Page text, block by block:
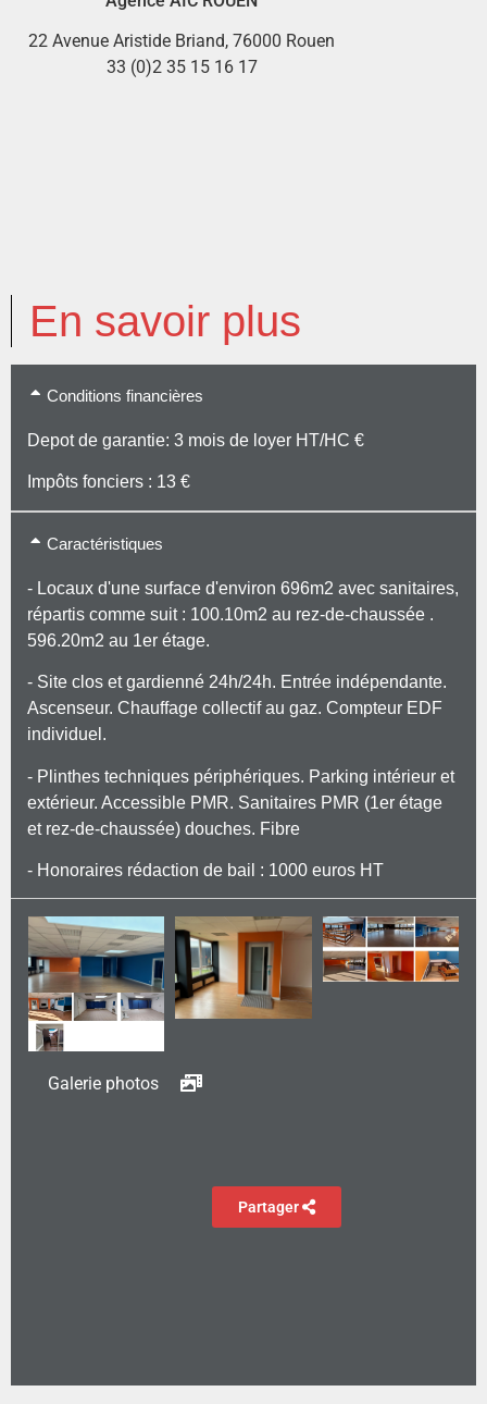
22 Avenue Aristide Briand, 76000 Rouen
33 (0)2 35 15 16 17
En savoir plus
Conditions financières
Depot de garantie: 3 mois de loyer HT/HC €
Impôts fonciers : 13 €
Caractéristiques
- Locaux d'une surface d'environ 696m2 avec sanitaires,
répartis comme suit : 100.10m2 au rez-de-chaussée .
596.20m2 au 1er étage.
- Site clos et gardienné 24h/24h. Entrée indépendante.
Ascenseur. Chauffage collectif au gaz. Compteur EDF
individuel.
- Plinthes techniques périphériques. Parking intérieur et
extérieur. Accessible PMR. Sanitaires PMR (1er étage
et rez-de-chaussée) douches. Fibre
- Honoraires rédaction de bail : 1000 euros HT
Galerie photos
Partager